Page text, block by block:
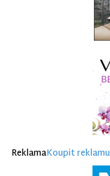
ReklamaKoupit reklamu